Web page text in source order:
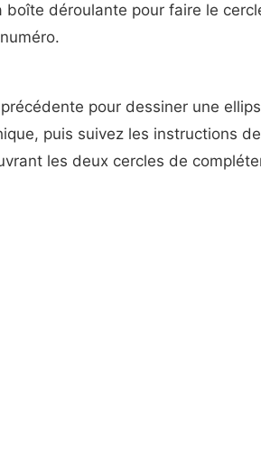
déroulante pour faire le
pour dessiner une
puis suivez les instructions
les deux cercles de